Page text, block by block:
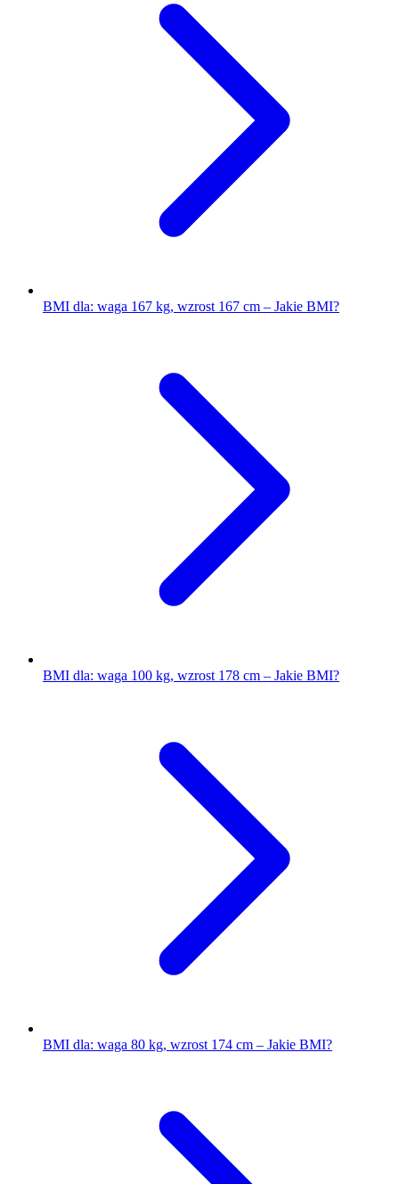
BMI dla: waga 167 kg, wzrost 167 cm – Jakie BMI?
BMI dla: waga 100 kg, wzrost 178 cm – Jakie BMI?
BMI dla: waga 80 kg, wzrost 174 cm – Jakie BMI?